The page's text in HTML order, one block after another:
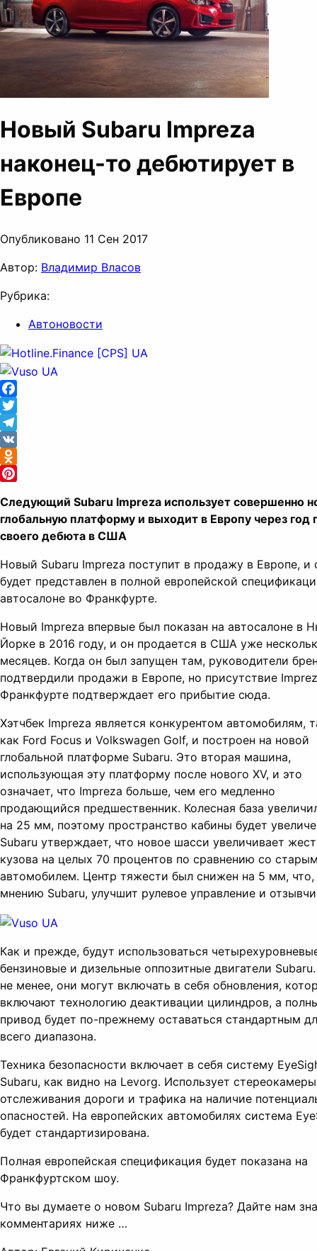
Новый Subaru Impreza
наконец-то дебютирует в
Европе
Опубликовано 11 Сен 2017
Автор: Владимир Власов
Рубрика:
Автоновости
Facebook
Twitter
Telegram
VK
Odnoklassniki
Следующий Subaru Impreza использует совершенно
глобальную платформу и выходит в Европу через год
своего дебюта в США
Новый Subaru Impreza поступит в продажу в Европе, и
будет представлен в полной европейской
автосалоне во Франкфурте.
Новый Impreza впервые был показан на автосалоне в
Йорке в 2016 году, и он продается в США уже
месяцев. Когда он был запущен там, руководители
подтвердили продажи в Европе, но присутствие
Франкфурте подтверждает его прибытие сюда.
Хэтчбек Impreza является конкурентом автомобилям,
как Ford Focus и Volkswagen Golf, и построен на новой
глобальной платформе Subaru. Это вторая машина,
использующая эту платформу после нового XV, и это
означает, что Impreza больше, чем его медленно
продающийся предшественник. Колесная база
на 25 мм, поэтому пространство кабины будет
Subaru утверждает, что новое шасси увеличивает
кузова на целых 70 процентов по сравнению со
автомобилем. Центр тяжести был снижен на 5 мм, что,
мнению Subaru, улучшит рулевое управление и
Как и прежде, будут использоваться
бензиновые и дизельные оппозитные двигатели
не менее, они могут включать в себя обновления,
включают технологию деактивации цилиндров, а
привод будет по-прежнему оставаться стандартным
всего диапазона.
Техника безопасности включает в себя систему
Subaru, как видно на Levorg. Использует
отслеживания дороги и трафика на наличие
опасностей. На европейских автомобилях система
будет стандартизирована.
Полная европейская спецификация будет показана на
Франкфуртском шоу.
Что вы думаете о новом Subaru Impreza? Дайте нам
комментариях ниже …